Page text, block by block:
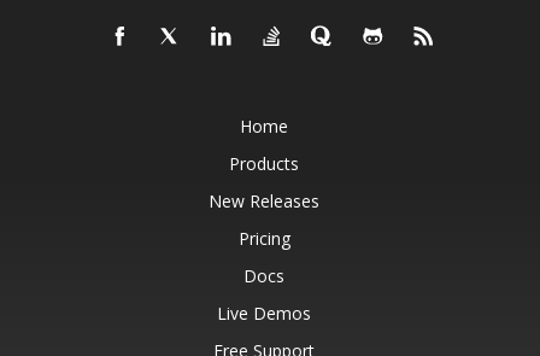
Home
Products
New Releases
Pricing
Docs
Live Demos
Free Support